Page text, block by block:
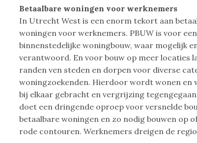
Betaalbare woningen voor werknemers
In Utrecht West is een enorm tekort aan
woningen voor werknemers. PBUW is voor
binnenstedelijke woningbouw, waar mogelijk
verantwoord. En voor bouw op meer locaties
randen ven steden en dorpen voor diverse
woningzoekenden. Hierdoor wordt wonen en
bij elkaar gebracht en vergrijzing
doet een dringende oproep voor versnelde
betaalbare woningen en zo nodig bouwen op
rode contouren. Werknemers dreigen de